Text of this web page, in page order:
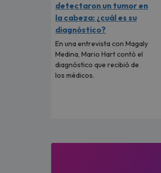
detectaron un tumor en
la cabeza: ¿cuál es su
diagnóstico?
En una entrevista con Magaly
Medina, Mario Hart contó el
diagnóstico que recibió de
los médicos.